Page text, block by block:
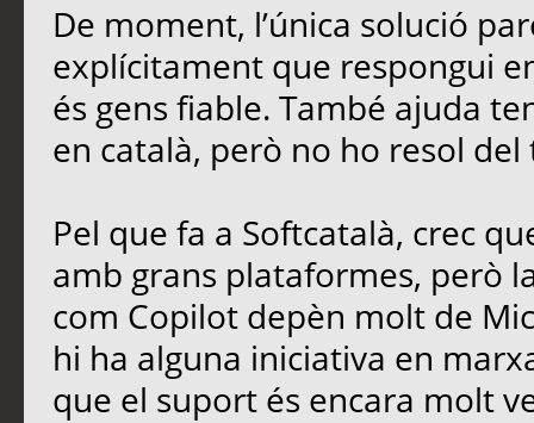
De moment, l’única solució
explícitament que respongui
és gens fiable. També ajuda
en català, però no ho resol del
Pel que fa a Softcatalà, crec
amb grans plataformes, però
com Copilot depèn molt de
hi ha alguna iniciativa en
que el suport és encara molt